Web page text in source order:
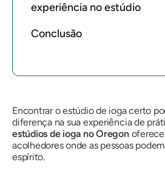
experiência no estúdio
Conclusão
Encontrar o estúdio de ioga certo
diferença na sua experiência de
estúdios de ioga no Oregon
acolhedores onde as pessoas
espírito.